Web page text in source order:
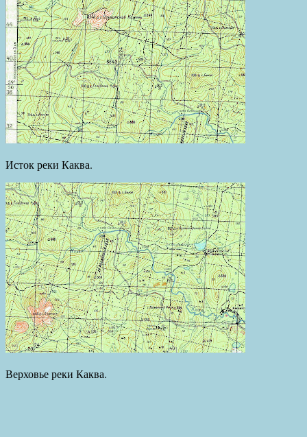
Исток реки Каква.
Верховье реки Каква.